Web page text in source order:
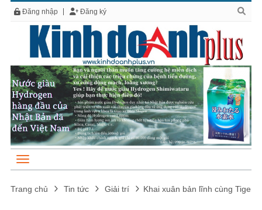
Đăng nhập Đăng ký
Trang chủ Tin tức Giải trí Khai xuân bản lĩnh cùng Tiger